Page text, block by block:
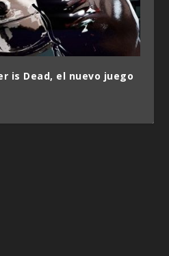
is Dead, el nuevo juego